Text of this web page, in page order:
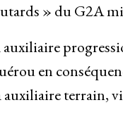
» du G2A
auxiliaire
en
terrain,